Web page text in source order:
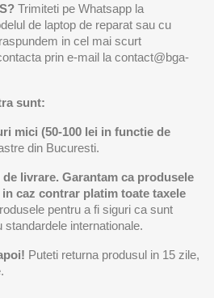
Trimiteti pe Whatsapp la
de laptop de reparat sau cu
in cel mai scurt
prin e-mail la contact@bga-
sunt:
mici (50-100 lei in functie de
din Bucuresti.
livrare. Garantam ca produsele
caz contrar platim toate taxele
pentru a fi siguri ca sunt
internationale.
Puteti returna produsul in 15 zile,